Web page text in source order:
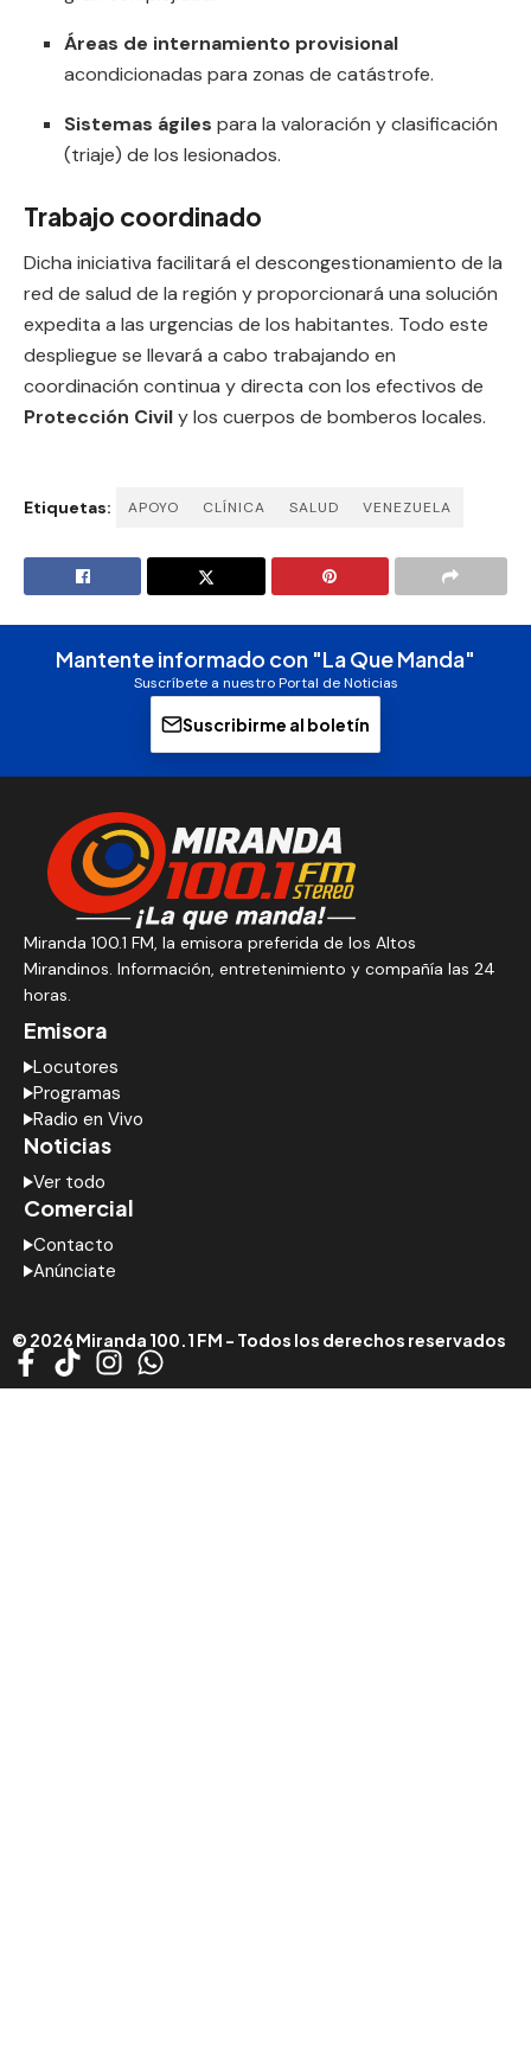
Áreas de internamiento provisional
acondicionadas para zonas de catástrofe.
Sistemas ágiles para la valoración y clasificación
(triaje) de los lesionados.
Trabajo coordinado
Dicha iniciativa facilitará el descongestionamiento de la
red de salud de la región y proporcionará una solución
expedita a las urgencias de los habitantes. Todo este
despliegue se llevará a cabo trabajando en
coordinación continua y directa con los efectivos de
Protección Civily los cuerpos de bomberos locales.
Etiquetas: APOYO CLÍNICA SALUD VENEZUELA
Mantente informado con "La Que Manda"
Suscríbete a nuestro Portal de Noticias
Suscribirme al boletín
Miranda 100.1 FM, la emisora preferida de los Altos
Mirandinos. Información, entretenimiento y compañía las 24
horas.
Emisora
Locutores
Programas
Radio en Vivo
Noticias
Ver todo
Comercial
Contacto
Anúnciate
© 2026 Miranda 100.1 FM - Todos los derechos reservados